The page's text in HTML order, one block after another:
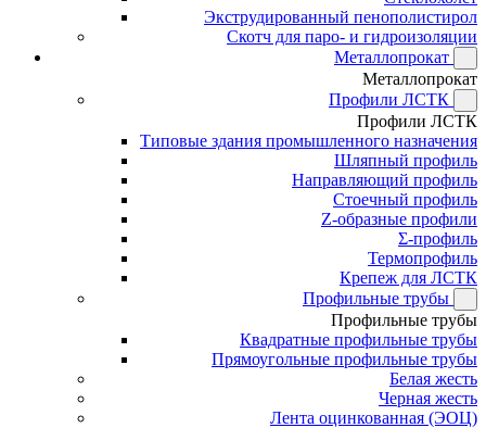
Экструдированный пенополистирол
Скотч для паро- и гидроизоляции
Металлопрокат
Металлопрокат
Профили ЛСТК
Профили ЛСТК
Типовые здания промышленного назначения
Шляпный профиль
Направляющий профиль
Стоечный профиль
Z-образные профили
Σ-профиль
Термопрофиль
Крепеж для ЛСТК
Профильные трубы
Профильные трубы
Квадратные профильные трубы
Прямоугольные профильные трубы
Белая жесть
Черная жесть
Лента оцинкованная (ЭОЦ)